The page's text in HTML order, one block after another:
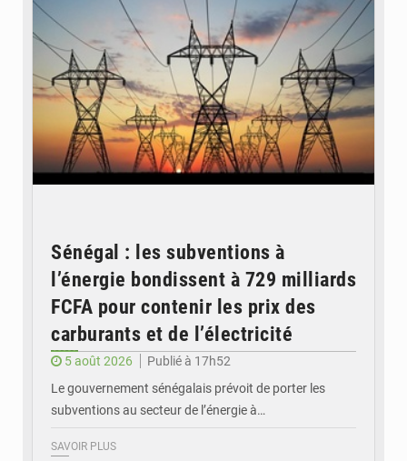
Sénégal : les subventions à
l’énergie bondissent à 729 milliards
FCFA pour contenir les prix des
carburants et de l’électricité
5 août 2026
Publié à 17h52
Le gouvernement sénégalais prévoit de porter les
subventions au secteur de l’énergie à…
SAVOIR PLUS